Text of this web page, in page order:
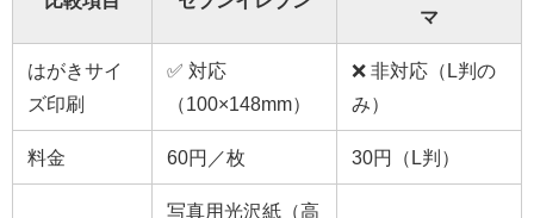
マ
はがきサイ
ズ印刷
✅ 対応
（100×148mm）
❌ 非対応（L判の
み）
料金 60円／枚 30円（L判）
写真用光沢紙（高